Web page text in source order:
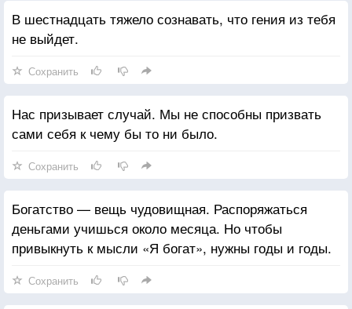
В шестнадцать тяжело сознавать, что гения из тебя
не выйдет.
Сохранить
Нас призывает случай. Мы не способны призвать
сами себя к чему бы то ни было.
Сохранить
Богатство — вещь чудовищная. Распоряжаться
деньгами учишься около месяца. Но чтобы
привыкнуть к мысли «Я богат», нужны годы и годы.
Сохранить